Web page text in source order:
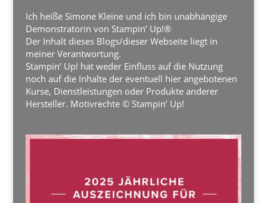
Ich heiße Simone Kleine und ich bin unabhängige
Demonstratorin von Stampin’ Up!®
Der Inhalt dieses Blogs/dieser Webseite liegt in
meiner Verantwortung.
Stampin’ Up! hat weder Einfluss auf die Nutzung
noch auf die Inhalte der eventuell hier angebotenen
Kurse, Dienstleistungen oder Produkte anderer
Hersteller. Motivrechte © Stampin’ Up!